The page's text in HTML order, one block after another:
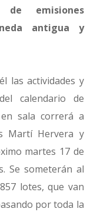
emisiones
antigua y
las actividades y
calendario de
sala correrá a
Martí Hervera y
martes 17 de
Se someterán al
lotes, que van
por toda la